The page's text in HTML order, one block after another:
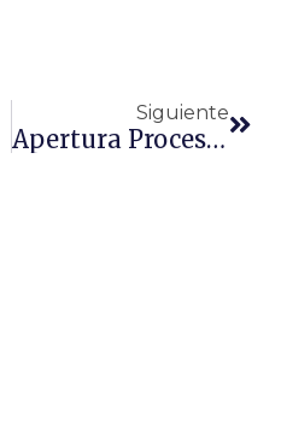
Siguiente
Apertura Proceso De Postulaciones Para Jefe De Delegación Jamboree Mundial Korea 2023